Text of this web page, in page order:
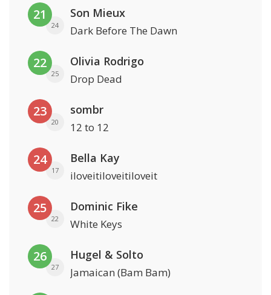
21
24
Son Mieux
Dark Before The Dawn
22
25
Olivia Rodrigo
Drop Dead
23
20
sombr
12 to 12
24
17
Bella Kay
iloveitiloveitiloveit
25
22
Dominic Fike
White Keys
26
27
Hugel & Solto
Jamaican (Bam Bam)